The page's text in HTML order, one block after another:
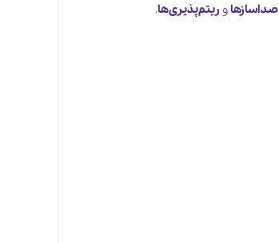
صداسازهاو ریتم‌پذیری‌ها.